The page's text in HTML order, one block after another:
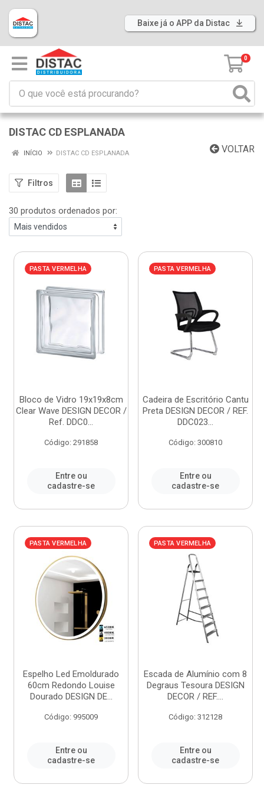
Baixe já o APP da Distac
0
DISTAC CD ESPLANADA
VOLTAR
INÍCIO DISTAC CD ESPLANADA
Filtros
30 produtos ordenados por:
PASTA VERMELHA
Bloco de Vidro 19x19x8cm
Clear Wave DESIGN DECOR /
Ref. DDC0...
Código: 291858
Entre ou
cadastre-se
PASTA VERMELHA
Cadeira de Escritório Cantu
Preta DESIGN DECOR / REF.
DDC023...
Código: 300810
Entre ou
cadastre-se
PASTA VERMELHA
Espelho Led Emoldurado
60cm Redondo Louise
Dourado DESIGN DE...
Código: 995009
Entre ou
cadastre-se
PASTA VERMELHA
Escada de Alumínio com 8
Degraus Tesoura DESIGN
DECOR / REF....
Código: 312128
Entre ou
cadastre-se